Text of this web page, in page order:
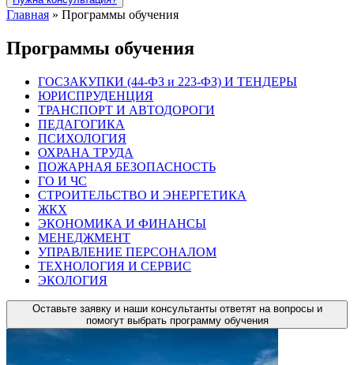
Главная » Программы обучения
Программы обучения
ГОСЗАКУПКИ (44-ФЗ и 223-ФЗ) И ТЕНДЕРЫ
ЮРИСПРУДЕНЦИЯ
ТРАНСПОРТ И АВТОДОРОГИ
ПЕДАГОГИКА
ПСИХОЛОГИЯ
ОХРАНА ТРУДА
ПОЖАРНАЯ БЕЗОПАСНОСТЬ
ГО И ЧС
СТРОИТЕЛЬСТВО И ЭНЕРГЕТИКА
ЖКХ
ЭКОНОМИКА И ФИНАНСЫ
МЕНЕДЖМЕНТ
УПРАВЛЕНИЕ ПЕРСОНАЛОМ
ТЕХНОЛОГИЯ И СЕРВИС
ЭКОЛОГИЯ
Оставьте заявку и наши консультанты ответят на вопросы и
помогут выбрать программу обучения